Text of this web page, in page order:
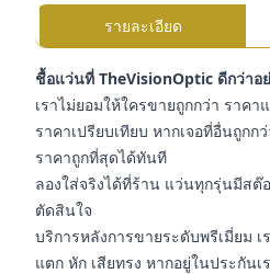
รายละเอียด
ชื้อแว่นที่ TheVisionOptic ดีกว่าอ
เราไม่ยอมให้ใครขายถูกกว่า ราค
ราคาเปรียบเทียบ หากเจอที่อื่นถูกก
ราคาถูกที่สุดได้ทันที
ลองใส่จริงได้ที่ร้าน แว่นทุกรุ่นมีสต๊
ตัดสินใจ
บริการหลังการขายระดับพรีเมี่ยม
แตก หัก เสียทรง หากอยู่ในประกัน